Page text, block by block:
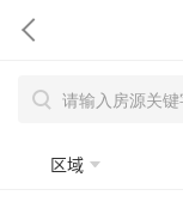
区域